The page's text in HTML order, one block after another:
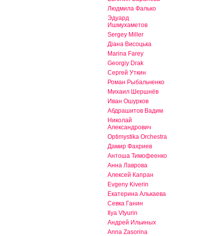
Людмила Фалько
Эдуард
Ишмухаметов
Sergey Miller
Діана Висоцька
Marina Farey
Georgiy Drak
Сергей Уткин
Роман Рыбальченко
Михаил Шершнёв
Иван Ошурков
Абдрашитов Вадим
Николай
Александрович
Optimystika Orchestra
Дамир Фахриев
Антоша Тимофеенко
Анна Лаврова
Алексей Капран
Evgeny Kiverin
Екатерина Алькаева
Севка Ганин
Ilya Vtyurin
Андрей Ильиных
Anna Zasorina